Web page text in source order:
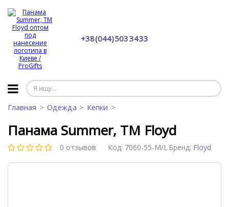
+38 (044) 503 34 33
Главная Одежда Кепки
Панама Summer, TM Floyd
0 отзывов Бренд: Floyd
Код: 7060-55-M/L